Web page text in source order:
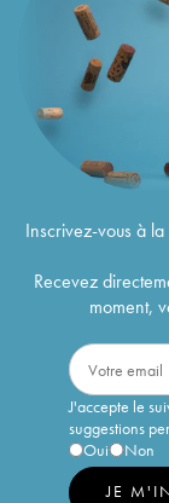
Inscrivez-vous à
Recevez
moment,
J'accepte le
suggestions
Oui
Non
JE